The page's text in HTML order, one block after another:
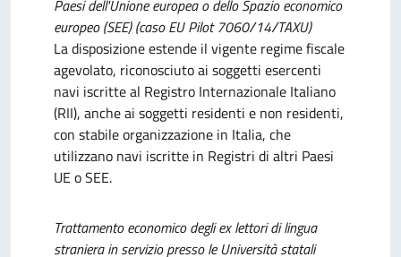
Paesi dell'Unione europea o dello Spazio economico
europeo (SEE) (caso EU Pilot 7060/14/TAXU)
La disposizione estende il vigente regime fiscale
agevolato, riconosciuto ai soggetti esercenti
navi iscritte al Registro Internazionale Italiano
(RII), anche ai soggetti residenti e non residenti,
con stabile organizzazione in Italia, che
utilizzano navi iscritte in Registri di altri Paesi
UE o SEE.
Trattamento economico degli ex lettori di lingua
straniera in servizio presso le Università statali